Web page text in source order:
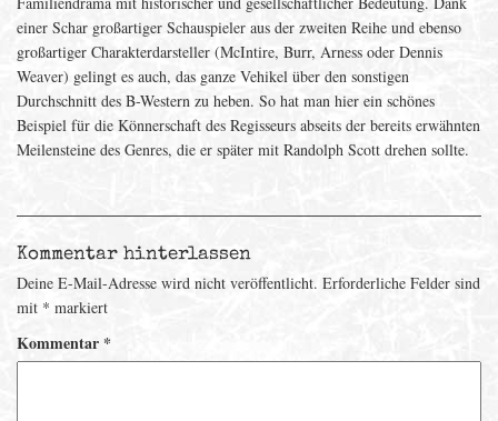
einer Schar großartiger Schauspieler aus der zweiten Reihe und ebenso
großartiger Charakterdarsteller (McIntire, Burr, Arness oder Dennis
Weaver) gelingt es auch, das ganze Vehikel über den sonstigen
Durchschnitt des B-Western zu heben. So hat man hier ein schönes
Beispiel für die Könnerschaft des Regisseurs abseits der bereits erwähnten
Meilensteine des Genres, die er später mit Randolph Scott drehen sollte.
Kommentar hinterlassen
Deine E-Mail-Adresse wird nicht veröffentlicht. Erforderliche Felder sind
mit * markiert
Kommentar *